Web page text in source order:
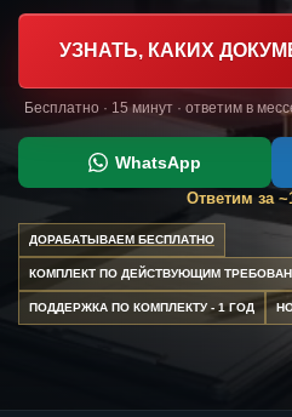
УЗНАТЬ, КАКИХ
Бесплатно · 15 минут · ответим в
WhatsApp
Ответим за
ДОРАБАТЫВАЕМ БЕСПЛАТНО
КОМПЛЕКТ ПО ДЕЙСТВУЮЩИМ
ПОДДЕРЖКА ПО КОМПЛЕКТУ - 1 ГОД